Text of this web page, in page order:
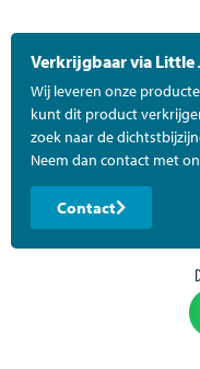
Verkrijgbaar via Little
Wij leveren onze
kunt dit product
zoek naar de
Neem dan contact met
Contact